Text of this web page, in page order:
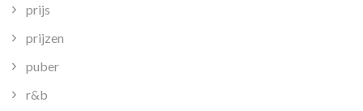
prijs
prijzen
puber
r&b